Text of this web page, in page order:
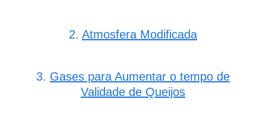
2. Atmosfera Modificada
3. Gases para Aumentar o tempo de
Validade de Queijos